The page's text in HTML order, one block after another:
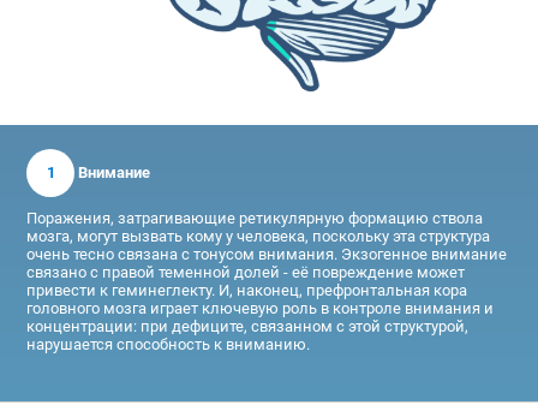
1 Внимание
Поражения, затрагивающие ретикулярную формацию ствола
мозга, могут вызвать кому у человека, поскольку эта структура
очень тесно связана с тонусом внимания. Экзогенное внимание
связано с правой теменной долей - её повреждение может
привести к геминеглекту. И, наконец, префронтальная кора
головного мозга играет ключевую роль в контроле внимания и
концентрации: при дефиците, связанном с этой структурой,
нарушается способность к вниманию.